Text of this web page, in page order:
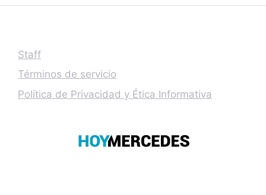
Staff
Términos de servicio
Política de Privacidad y Ética Informativa